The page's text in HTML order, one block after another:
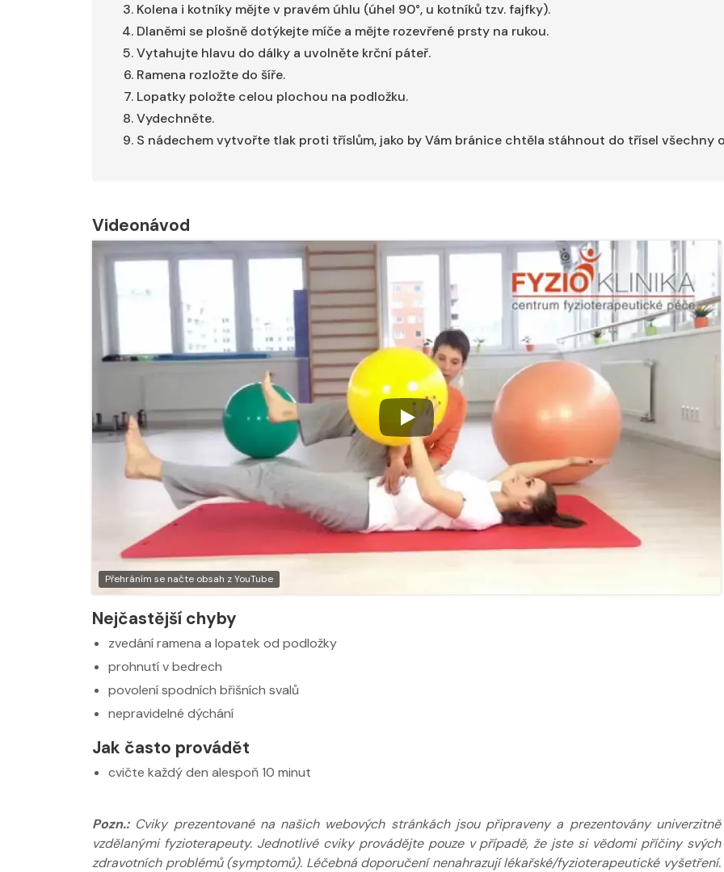
Kolena i kotníky mějte v pravém úhlu (úhel 90°, u kotníků tzv. fajfky).
Dlaněmi se plošně dotýkejte míče a mějte rozevřené prsty na rukou.
Vytahujte hlavu do dálky a uvolněte krční páteř.
Ramena rozložte do šíře.
Lopatky položte celou plochou na podložku.
Vydechněte.
S nádechem vytvořte tlak proti tříslům, jako by Vám bránice chtěla stáhnout do třísel všechny
Videonávod
Přehráním se načte obsah z YouTube
Nejčastější chyby
zvedání ramena a lopatek od podložky
prohnutí v bedrech
povolení spodních břišních svalů
nepravidelné dýchání
Jak často provádět
cvičte každý den alespoň 10 minut
Pozn.: Cviky prezentované na našich webových stránkách jsou připraveny a prezentovány univerzitně
vzdělanými fyzioterapeuty. Jednotlivé cviky provádějte pouze v případě, že jste si vědomi příčiny svých
zdravotních problémů (symptomů). Léčebná doporučení nenahrazují lékařské/fyzioterapeutické vyšetření.
Nabídka léčby ve
FYZIOklinice
Nabídka léčby ve
FYZIOklinice
Nabídka léčby ve
FYZIOklinice
Nabídka
Nabídka masáží
Nabídka masáží